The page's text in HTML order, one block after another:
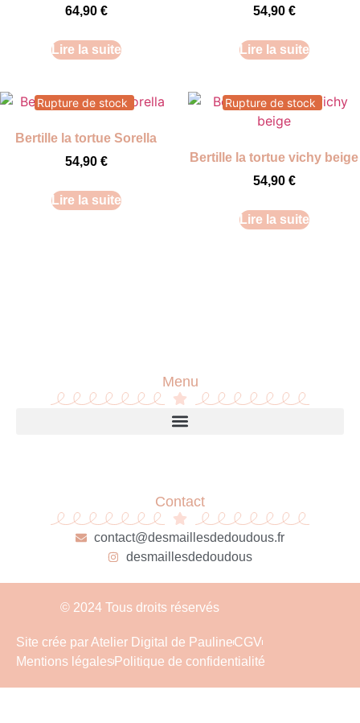
64,90 €
Lire la suite
54,90 €
Lire la suite
Rupture de stock
Bertille la tortue Sorella
54,90 €
Lire la suite
Rupture de stock
Bertille la tortue vichy beige
54,90 €
Lire la suite
Menu
Contact
contact@desmaillesdedoudous.fr
desmaillesdedoudous
© 2024 Tous droits réservés
Site crée par Atelier Digital de PaulineCGV
Mentions légales Politique de confidentialité